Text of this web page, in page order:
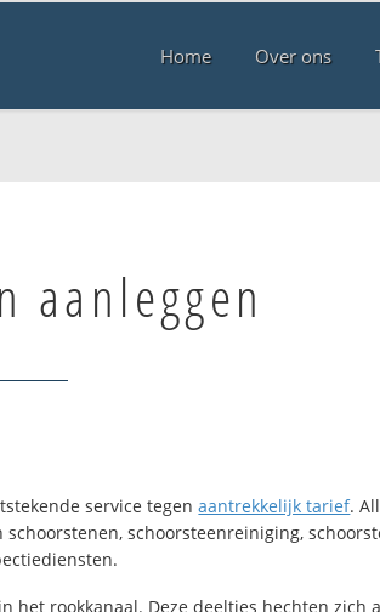
Home Over ons
aanleggen
service tegenaantrekkelijk tarief.
schoorsteenreiniging,
rookkanaal. Deze deeltjes hechten zich